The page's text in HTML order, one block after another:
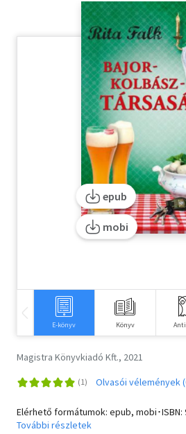
Hobbi, szabadidő
Szótár, nyelvkönyv
Tankönyv, segédkönyv
Társadalomtudomány
Természettudomány
epub
mobi
E-könyv Könyv
Magistra Könyvkiadó Kft., 2021
Olvasói vélemények
Elérhető formátumok: epub, mobi･ISBN:
További részletek